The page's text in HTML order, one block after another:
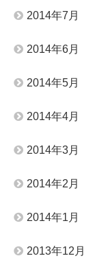
2014年7月
2014年6月
2014年5月
2014年4月
2014年3月
2014年2月
2014年1月
2013年12月